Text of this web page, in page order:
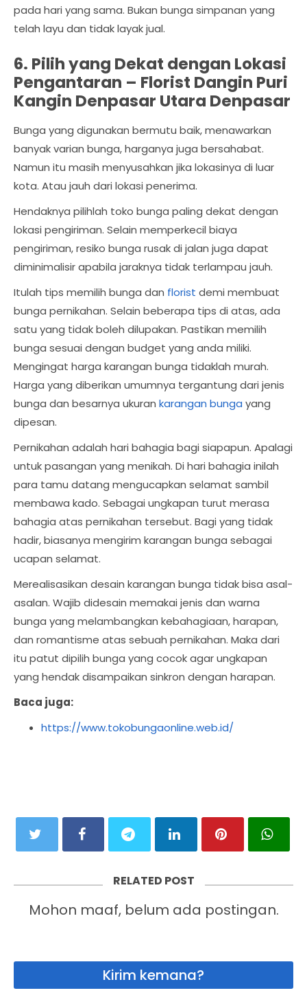
pada hari yang sama. Bukan bunga simpanan yang
telah layu dan tidak layak jual.
6. Pilih yang Dekat dengan Lokasi
Pengantaran – Florist Dangin Puri
Kangin Denpasar Utara Denpasar
Bunga yang digunakan bermutu baik, menawarkan
banyak varian bunga, harganya juga bersahabat.
Namun itu masih menyusahkan jika lokasinya di luar
kota. Atau jauh dari lokasi penerima.
Hendaknya pilihlah toko bunga paling dekat dengan
lokasi pengiriman. Selain memperkecil biaya
pengiriman, resiko bunga rusak di jalan juga dapat
diminimalisir apabila jaraknya tidak terlampau jauh.
Itulah tips memilih bunga dan florist demi membuat
bunga pernikahan. Selain beberapa tips di atas, ada
satu yang tidak boleh dilupakan. Pastikan memilih
bunga sesuai dengan budget yang anda miliki.
Mengingat harga karangan bunga tidaklah murah.
Harga yang diberikan umumnya tergantung dari jenis
bunga dan besarnya ukuran karangan bunga yang
dipesan.
Pernikahan adalah hari bahagia bagi siapapun. Apalagi
untuk pasangan yang menikah. Di hari bahagia inilah
para tamu datang mengucapkan selamat sambil
membawa kado. Sebagai ungkapan turut merasa
bahagia atas pernikahan tersebut. Bagi yang tidak
hadir, biasanya mengirim karangan bunga sebagai
ucapan selamat.
Merealisasikan desain karangan bunga tidak bisa asal-
asalan. Wajib didesain memakai jenis dan warna
bunga yang melambangkan kebahagiaan, harapan,
dan romantisme atas sebuah pernikahan. Maka dari
itu patut dipilih bunga yang cocok agar ungkapan
yang hendak disampaikan sinkron dengan harapan.
Baca juga:
https://www.tokobungaonline.web.id/
RELATED POST
Mohon maaf, belum ada postingan.
Kirim kemana?